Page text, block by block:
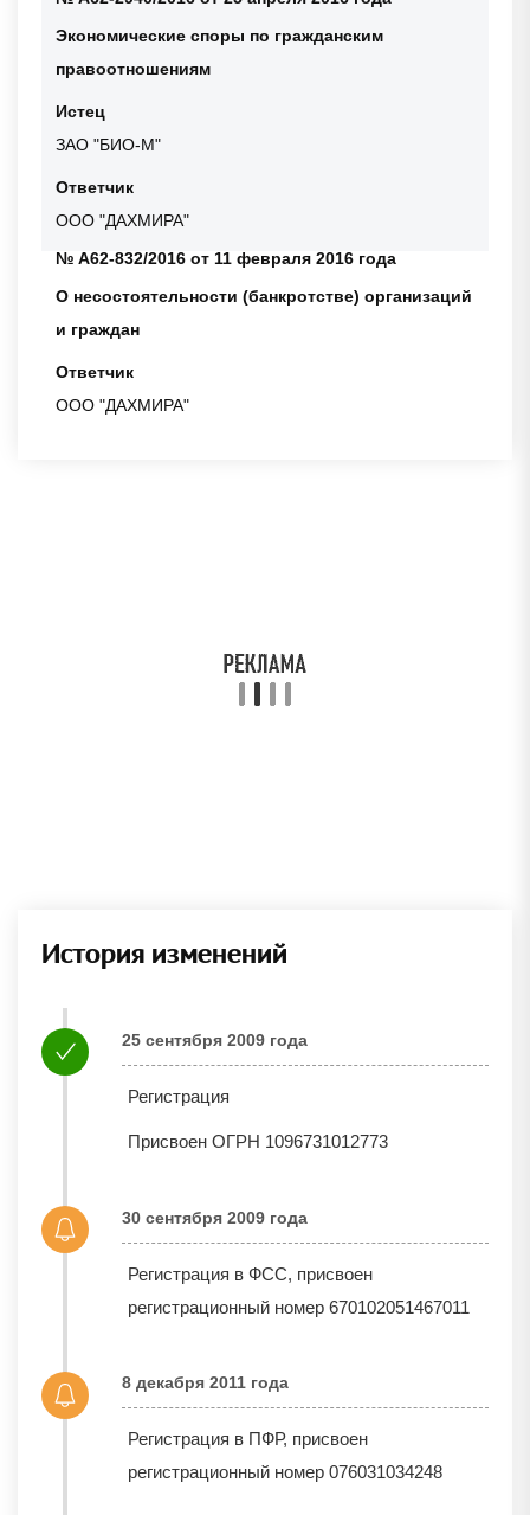
Экономические споры по гражданским
правоотношениям
Истец
ЗАО "БИО-М"
Ответчик
ООО "ДАХМИРА"
№ А62-832/2016 от 11 февраля 2016 года
О несостоятельности (банкротстве) организаций
и граждан
Ответчик
ООО "ДАХМИРА"
История изменений
25 сентября 2009 года
Регистрация
Присвоен ОГРН 1096731012773
30 сентября 2009 года
Регистрация в ФСС, присвоен
регистрационный номер 670102051467011
8 декабря 2011 года
Регистрация в ПФР, присвоен
регистрационный номер 076031034248